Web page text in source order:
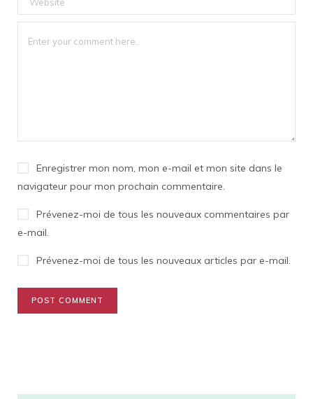
Enregistrer mon nom, mon e-mail et mon site dans le
navigateur pour mon prochain commentaire.
Prévenez-moi de tous les nouveaux commentaires par
e-mail.
Prévenez-moi de tous les nouveaux articles par e-mail.